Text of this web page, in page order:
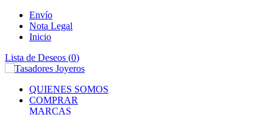
Envío
Nota Legal
Inicio
Lista de Deseos (0)
QUIENES SOMOS
COMPRAR
MARCAS